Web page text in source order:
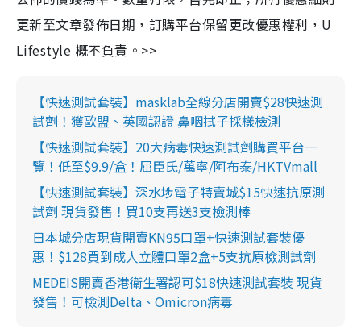
更新至文章發佈日期，訂購平台保留更改優惠權利，U
Lifestyle 概不負責。>>
【快速測試套裝】masklab全線分店開賣$28快速測
試劑！獲歐盟、英國認證 鼻咽拭子採樣檢測
【快速測試套裝】20大病毒快速測試劑購買平台一
覽！低至$9.9/盒！屈臣氏/萬寧/阿布泰/HKTVmall
【快速測試套裝】深水埗電子特賣城$15快速抗原測
試劑 現貨發售！買10支再送3支檢測棒
日本城分店現貨開賣KN95口罩+快速測試套裝優
惠！$128買到成人立體口罩2盒+5支抗原檢測試劑
MEDEIS開賣香港衛生署認可$18快速測試套裝 現貨
發售！可檢測Delta、Omicron病毒